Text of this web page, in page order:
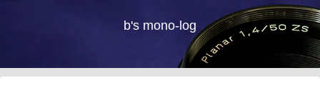
b's mono-log